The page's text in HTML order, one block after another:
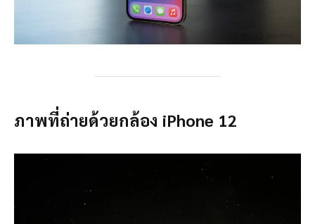
ภาพที่ถ่ายด้วยกล้อง iPhone 12